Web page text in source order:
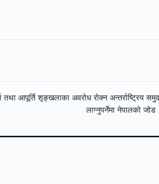
तथा आपूर्ति शृङ्खलाका अवरोध रोक्न अन्तर्राष्ट्रिय
लाग्नुपर्नेमा नेपालको